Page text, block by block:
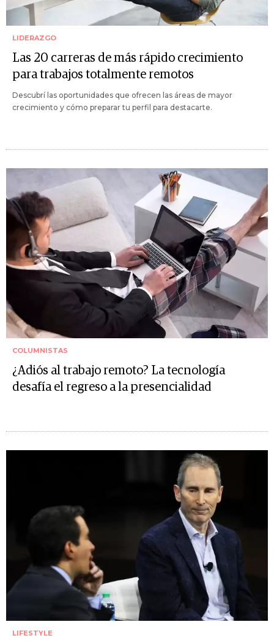
LIDERAZGO
Las 20 carreras de más rápido crecimiento
para trabajos totalmente remotos
Descubrí las oportunidades que ofrecen las áreas de mayor
crecimiento y cómo preparar tu perfil para destacarte.
COLUMNISTAS
¿Adiós al trabajo remoto? La tecnología
desafía el regreso a la presencialidad
LIFESTYLE